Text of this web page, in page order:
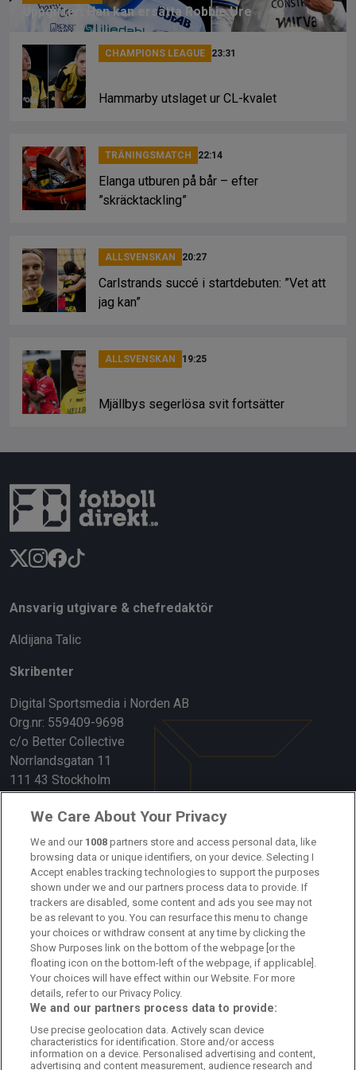
Uppgifter: Han kan ersätta Robbie Ure
CHAMPIONS LEAGUE 23:31
Hammarby utslaget ur CL-kvalet
TRÄNINGSMATCH 22:14
Elanga utburen på bår – efter
”skräcktackling”
ALLSVENSKAN 20:27
Carlstrands succé i startdebuten: ”Vet att
jag kan”
ALLSVENSKAN 19:25
Mjällbys segerlösa svit fortsätter
Ansvarig utgivare & chefredaktör
Aldijana Talic
Skribenter
Digital Sportsmedia i Norden AB
Org.nr: 559409-9698
c/o Better Collective
Norrlandsgatan 11
111 43 Stockholm
Länkar
Om oss
Kontakta oss
Kundtjänst
Sponsor: Rekatochklart
Annonsera på Fotbolldirekt
Redaktionell policy
Personuppgiftspolicy
Cookiepolicy
We Care About Your Privacy
We and our 1008 partners store and access personal data, like
browsing data or unique identifiers, on your device. Selecting I
Accept enables tracking technologies to support the purposes
shown under we and our partners process data to provide. If
trackers are disabled, some content and ads you see may not
be as relevant to you. You can resurface this menu to change
your choices or withdraw consent at any time by clicking the
Show Purposes link on the bottom of the webpage [or the
floating icon on the bottom-left of the webpage, if applicable].
Your choices will have effect within our Website. For more
details, refer to our Privacy Policy.
We and our partners process data to provide:
Use precise geolocation data. Actively scan device
characteristics for identification. Store and/or access
information on a device. Personalised advertising and content,
advertising and content measurement, audience research and